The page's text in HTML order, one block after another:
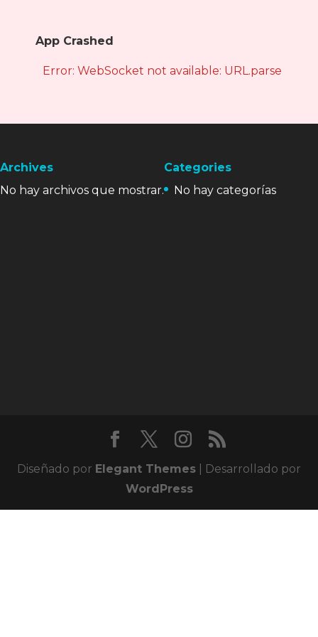
App Crashed
Error: WebSocket not available: URL.parse is
Archives
No hay archivos que mostrar.
Categories
No hay categorías
Diseñado por Elegant Themes | Desarrollado por
WordPress